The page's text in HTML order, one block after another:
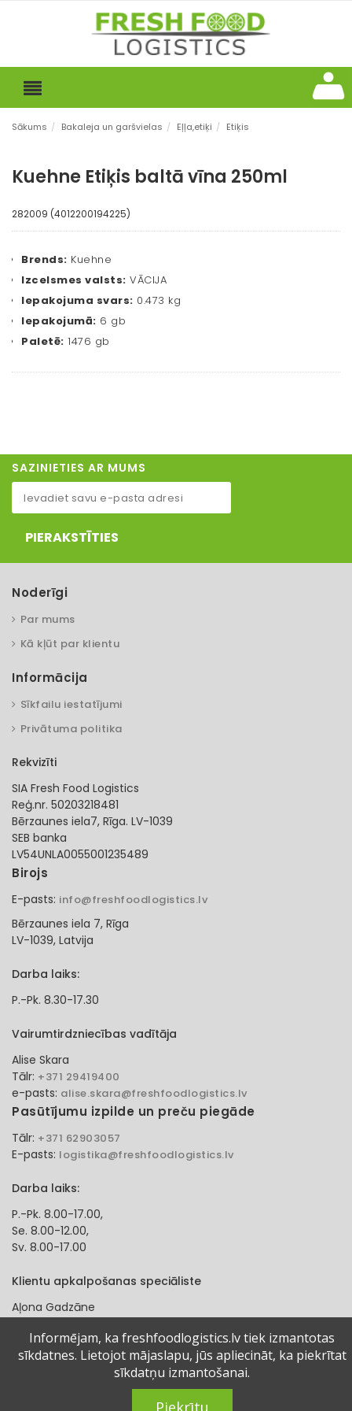
Sākums / Bakaleja un garšvielas / Eļļa,etiķi / Etiķis
Kuehne Etiķis baltā vīna 250ml
282009 (4012200194225)
Brends: Kuehne
Izcelsmes valsts: VĀCIJA
Iepakojuma svars: 0.473 kg
Iepakojumā: 6 gb
Paletē: 1476 gb
SAZINIETIES AR MUMS
PIERAKSTĪTIES
Noderīgi
Par mums
Kā kļūt par klientu
Informācija
Sīkfailu iestatījumi
Privātuma politika
Rekvizīti
SIA Fresh Food Logistics
Reģ.nr. 50203218481
Bērzaunes iela7, Rīga. LV-1039
SEB banka
LV54UNLA0055001235489
Birojs
E-pasts: info@freshfoodlogistics.lv
Bērzaunes iela 7, Rīga
LV-1039, Latvija
Darba laiks:
P.-Pk. 8.30-17.30
Vairumtirdzniecības vadītāja
Alise Skara
Tālr: +371 29419400
e-pasts: alise.skara@freshfoodlogistics.lv
Pasūtījumu izpilde un preču piegāde
Tālr: +371 62903057
E-pasts: logistika@freshfoodlogistics.lv
Darba laiks:
P.-Pk. 8.00-17.00,
Se. 8.00-12.00,
Sv. 8.00-17.00
Klientu apkalpošanas speciāliste
Aļona Gadzāne
e-pasts:alona.gadzane@freshfoodlogistics.lv
© 2024 Fresh Food Logistics SIA. Visas tiesības aizsargātas.
Informējam, ka freshfoodlogistics.lv tiek izmantotas
sīkdatnes. Lietojot mājaslapu, jūs apliecināt, ka piekrītat
sīkdatņu izmantošanai.
Piekrītu